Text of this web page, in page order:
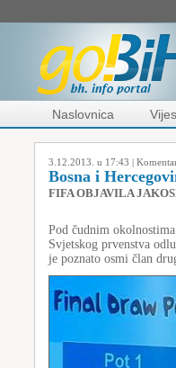
Naslovnica
3.12.2013. u 17:43 |
Bosna i
FIFA OBJAVILA
Pod čudnim
Svjetskog prvenstva
je poznato osmi član